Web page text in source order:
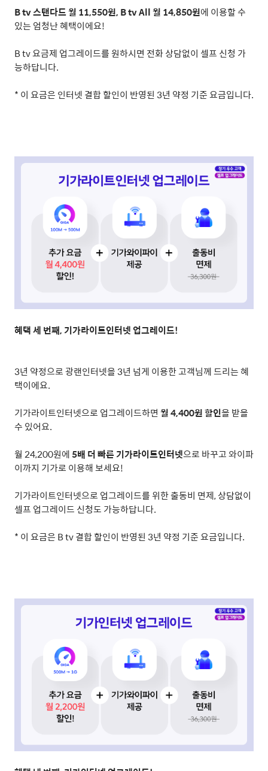
B tv스탠다드 월 11,550원, B tv All월 14,850원에 이용할 수
있는 엄청난 혜택이에요!
B tv요금제 업그레이드를 원하시면 전화 상담없이 셀프 신청 가
능하답니다.
* 이 요금은 인터넷 결합 할인이 반영된 3년 약정 기준 요금입니다.
혜택 세 번째, 기가라이트인터넷 업그레이드!
3년 약정으로 광랜인터넷을3년 넘게 이용한 고객님께 드리는 혜
택이에요.
기가라이트인터넷으로 업그레이드하면 월4,400원 할인을 받을
수 있어요.
월 24,200원에5배 더 빠른 기가라이트인터넷으로 바꾸고 와이파
이까지 기가로 이용해 보세요!
기가라이트인터넷으로 업그레이드를 위한 출동비 면제,상담없이
셀프 업그레이드 신청도 가능하답니다.
* 이 요금은 B tv결합 할인이 반영된 3년 약정 기준 요금입니다.